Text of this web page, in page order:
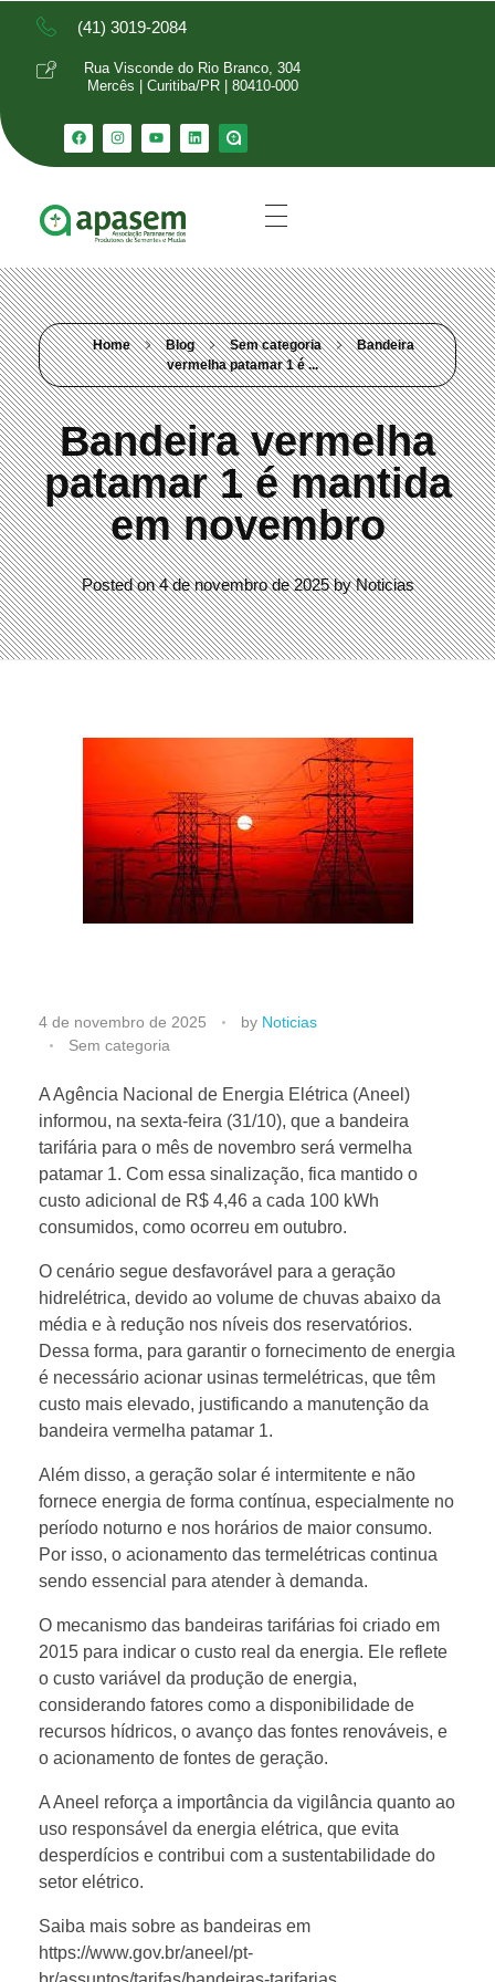
(41) 3019-2084
Rua Visconde do Rio Branco, 304
Mercês | Curitiba/PR | 80410-000
Home Blog Sem categoria
Bandeira
vermelha patamar 1 é ...
Bandeira vermelha
patamar 1 é mantida
em novembro
Posted on 4 de novembro de 2025 by Noticias
B
a
n
d
e
i
r
a
v
e
r
m
e
l
h
a
4 de novembro de 2025 by Noticias
Sem categoria
A Agência Nacional de Energia Elétrica (Aneel)
informou, na sexta-feira (31/10), que a bandeira
tarifária para o mês de novembro será vermelha
patamar 1. Com essa sinalização, fica mantido o
custo adicional de R$ 4,46 a cada 100 kWh
consumidos, como ocorreu em outubro.
O cenário segue desfavorável para a geração
hidrelétrica, devido ao volume de chuvas abaixo da
média e à redução nos níveis dos reservatórios.
Dessa forma, para garantir o fornecimento de energia
é necessário acionar usinas termelétricas, que têm
custo mais elevado, justificando a manutenção da
bandeira vermelha patamar 1.
Além disso, a geração solar é intermitente e não
fornece energia de forma contínua, especialmente no
período noturno e nos horários de maior consumo.
Por isso, o acionamento das termelétricas continua
sendo essencial para atender à demanda.
O mecanismo das bandeiras tarifárias foi criado em
2015 para indicar o custo real da energia. Ele reflete
o custo variável da produção de energia,
considerando fatores como a disponibilidade de
recursos hídricos, o avanço das fontes renováveis, e
o acionamento de fontes de geração.
A Aneel reforça a importância da vigilância quanto ao
uso responsável da energia elétrica, que evita
desperdícios e contribui com a sustentabilidade do
setor elétrico.
Saiba mais sobre as bandeiras em
https://www.gov.br/aneel/pt-